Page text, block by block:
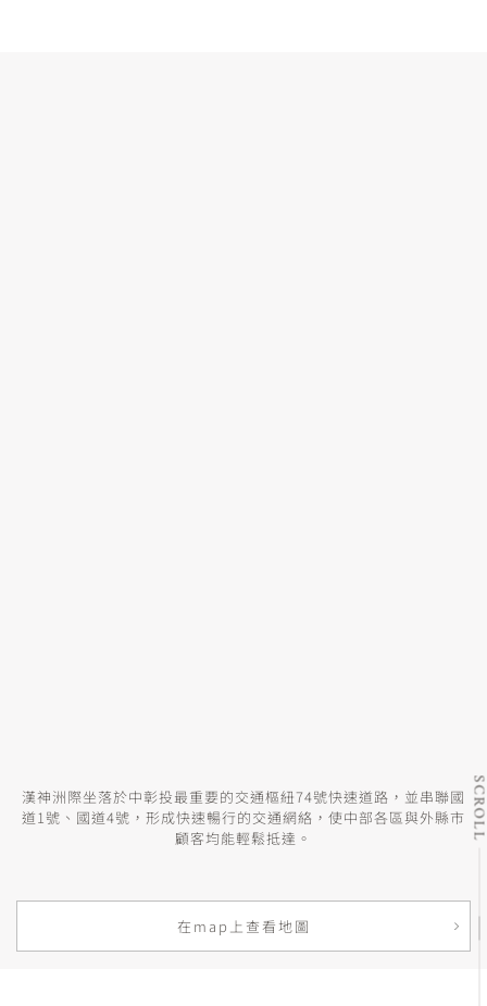
漢神洲際坐落於中彰投最重要的交通樞紐74號快速道路，並串聯國
道1號、國道4號，形成快速暢行的交通網絡，使中部各區與外縣市
顧客均能輕鬆抵達。
在map上查看地圖